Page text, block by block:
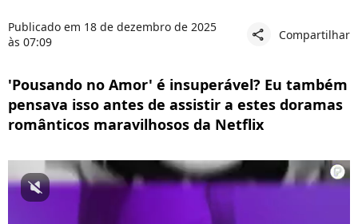
Publicado em 18 de dezembro de 2025
às 07:09
share Compartilhar
'Pousando no Amor' é insuperável? Eu também
pensava isso antes de assistir a estes doramas
românticos maravilhosos da Netflix